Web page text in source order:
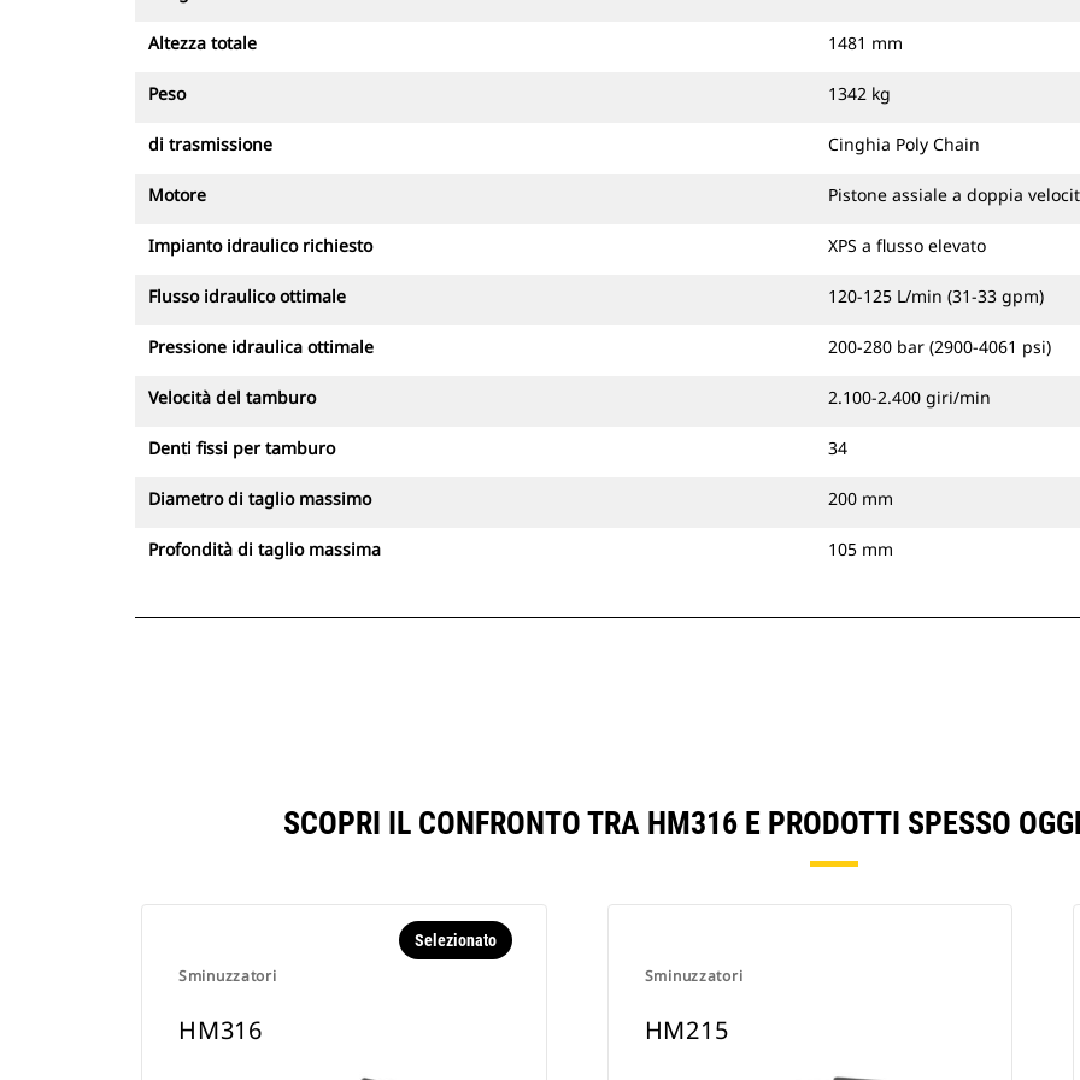
Altezza totale 1481 mm
Peso 1342 kg
di trasmissione Cinghia Poly Chain
Motore Pistone assiale a doppia
Impianto idraulico richiesto XPS a flusso elevato
Flusso idraulico ottimale 120-125 L/min (31-33 gpm)
Pressione idraulica ottimale 200-280 bar (2900-4061 psi)
Velocità del tamburo 2.100-2.400 giri/min
Denti fissi per tamburo 34
Diametro di taglio massimo 200 mm
Profondità di taglio massima 105 mm
SCOPRI IL CONFRONTO TRA HM316 E PRODOTTI SPESSO
Sminuzzatori
Selezionato
HM316
Sminuzzatori
HM215